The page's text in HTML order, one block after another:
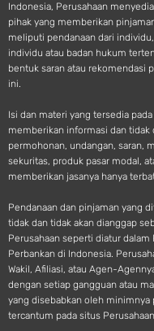
Indonesia, Perusahaan
pihak yang memberikan
meliputi pendanaan dari
individu atau badan hukum
bentuk saran atau rekomendasi
ini.
Isi dan materi yang tersedia
memberikan informasi dan tidak
permohonan, undangan, saran,
sekuritas, produk pasar modal,
memberikan jasanya hanya
Pendanaan dan pinjaman yang
tidak dan tidak akan dianggap
Perusahaan seperti diatur
Perbankan di Indonesia.
Wakil, Afiliasi, atau Agen-
dengan setiap gangguan atau
yang disebabkan oleh minimnya
tercantum pada situs